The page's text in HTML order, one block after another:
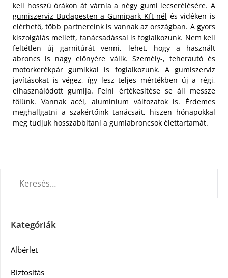
kell hosszú órákon át várnia a négy gumi lecserélésére. A
gumiszerviz Budapesten a Gumipark Kft-nél és vidéken is
elérhető, több partnereink is vannak az országban. A gyors
kiszolgálás mellett, tanácsadással is foglalkozunk. Nem kell
feltétlen új garnitúrát venni, lehet, hogy a használt
abroncs is nagy előnyére válik. Személy-, teherautó és
motorkerékpár gumikkal is foglalkozunk. A gumiszerviz
javításokat is végez, így lesz teljes mértékben új a régi,
elhasználódott gumija. Felni értékesítése se áll messze
tőlünk. Vannak acél, alumínium változatok is. Érdemes
meghallgatni a szakértőink tanácsait, hiszen hónapokkal
meg tudjuk hosszabbítani a gumiabroncsok élettartamát.
Kategóriák
Albérlet
Biztosítás